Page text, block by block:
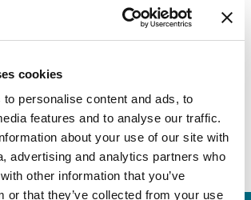
cookies
personalise content and ads, to
features and to analyse our traffic.
about your use of our site with
advertising and analytics partners who
other information that you’ve
or that they’ve collected from your use
Weshahi & Partners
Shams, Ad Doqi A, Dokki,